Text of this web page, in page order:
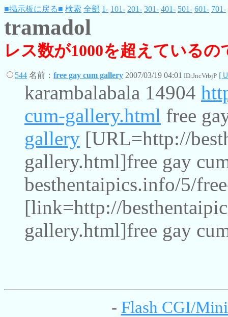
■掲示板に戻る■ 検索 全部 1- 101- 201- 301- 401- 501- 601- 701-
tramadol
レス数が1000を超えている
544 名前： free gay cum gallery 2007/03/19 04:01 ID:JncVrbjP [
karambalabala 14904
cum-gallery.html free
gallery [URL=http://
gallery.html]free gay
besthentaipics.info/5/
[link=http://
gallery.html]free gay
- Flash CGI/